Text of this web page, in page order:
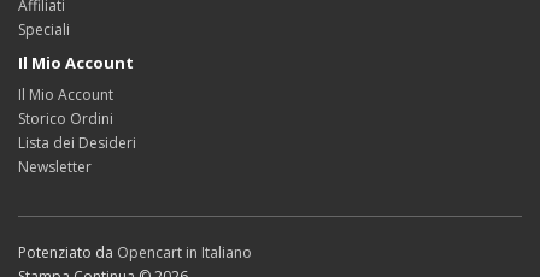
Affiliati
Speciali
Il Mio Account
Il Mio Account
Storico Ordini
Lista dei Desideri
Newsletter
Potenziato da Opencart in Italiano